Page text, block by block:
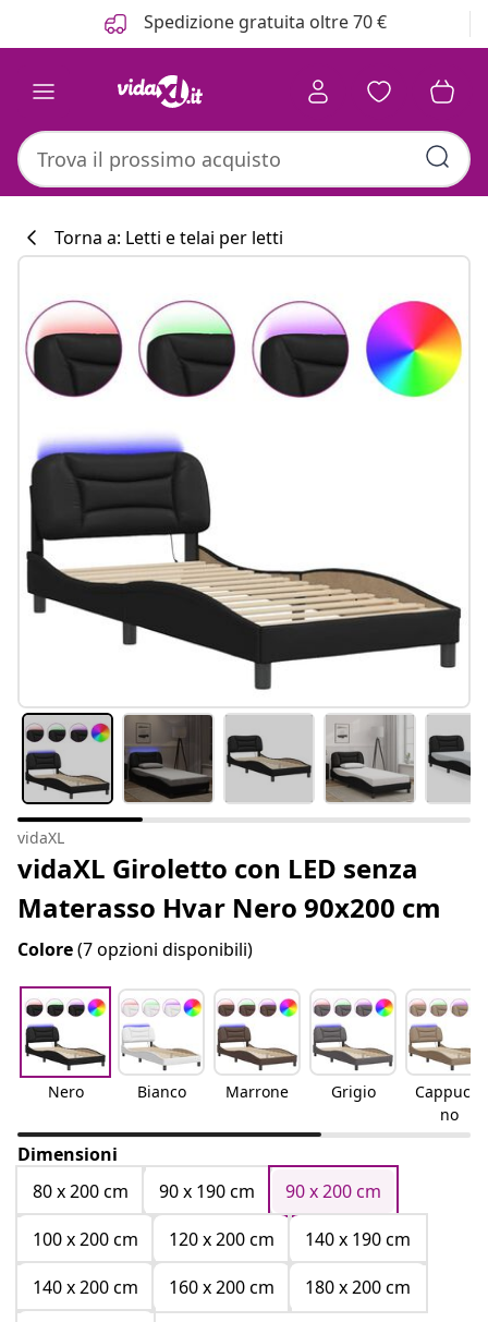
Spedizione gratuita oltre 70 €
Torna a: Letti e telai per letti
vidaXL
vidaXL Giroletto con LED senza
Materasso Hvar Nero 90x200 cm
Colore(7 opzioni disponibili)
Nero Bianco Marrone Grigio
Cappucci
no
Dimensioni
80 x 200 cm
90 x 190 cm
90 x 200 cm
100 x 200 cm
120 x 200 cm
140 x 190 cm
140 x 200 cm
160 x 200 cm
180 x 200 cm